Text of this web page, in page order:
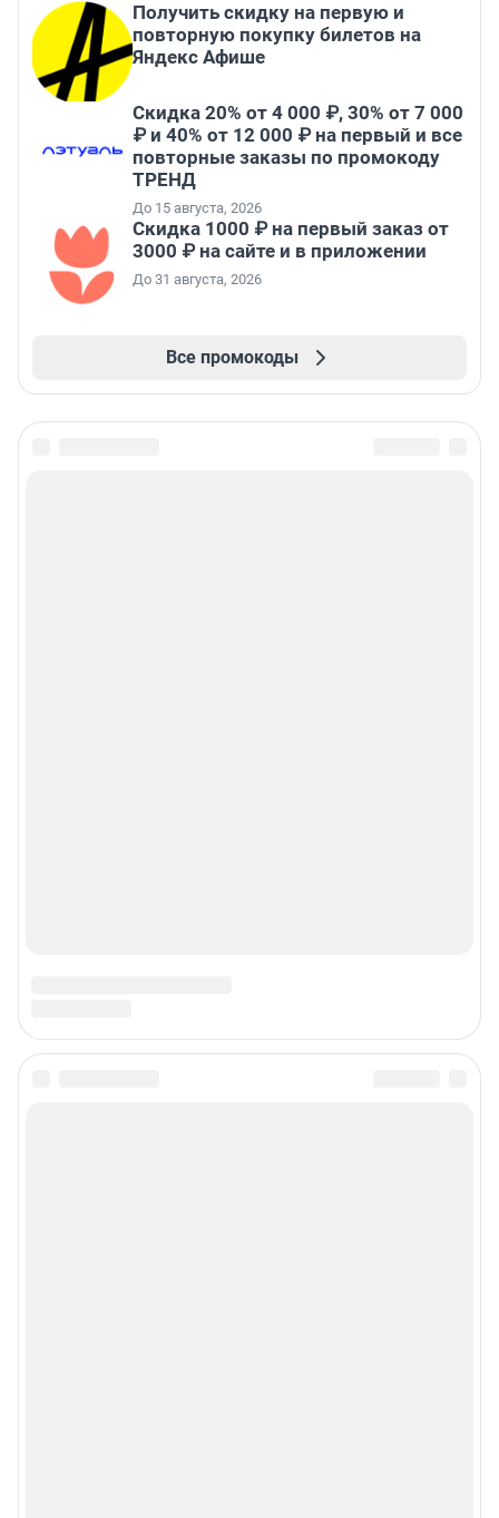
Получить скидку на первую и
повторную покупку билетов на
Яндекс Афише
Скидка 20% от 4 000 ₽, 30% от 7 000
₽ и 40% от 12 000 ₽ на первый и все
повторные заказы по промокоду
ТРЕНД
До 15 августа, 2026
Скидка 1000 ₽ на первый заказ от
3000 ₽ на сайте и в приложении
До 31 августа, 2026
Все промокоды